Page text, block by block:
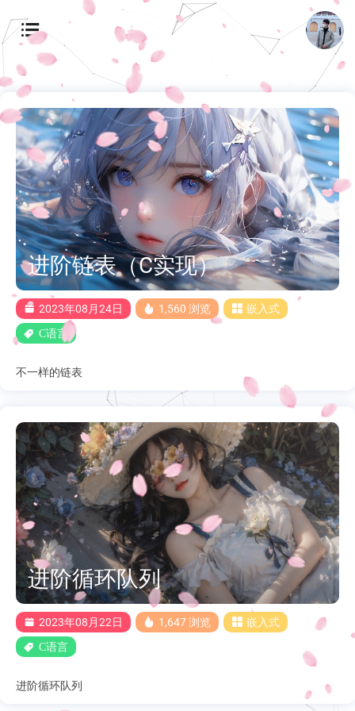
进阶链表（C实现）
2023年08月24日 1,560 浏览 嵌入式
C语言
不一样的链表
进阶循环队列
2023年08月22日 1,647 浏览 嵌入式
C语言
进阶循环队列